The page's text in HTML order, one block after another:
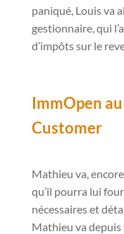
paniqué, Louis va
gestionnaire, qui
d’impôts sur le
ImmOpen
Customer
Mathieu va,
qu’il pourra lui
nécessaires et
Mathieu va depuis